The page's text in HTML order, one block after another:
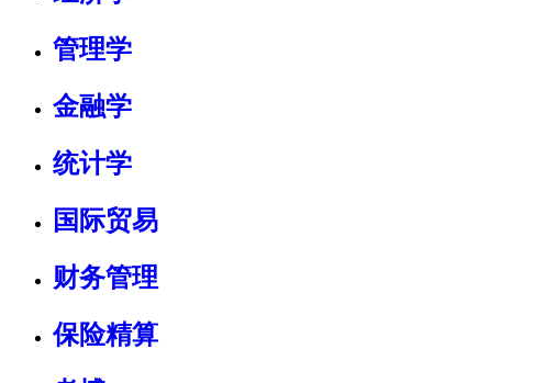
管理学
金融学
统计学
国际贸易
财务管理
保险精算